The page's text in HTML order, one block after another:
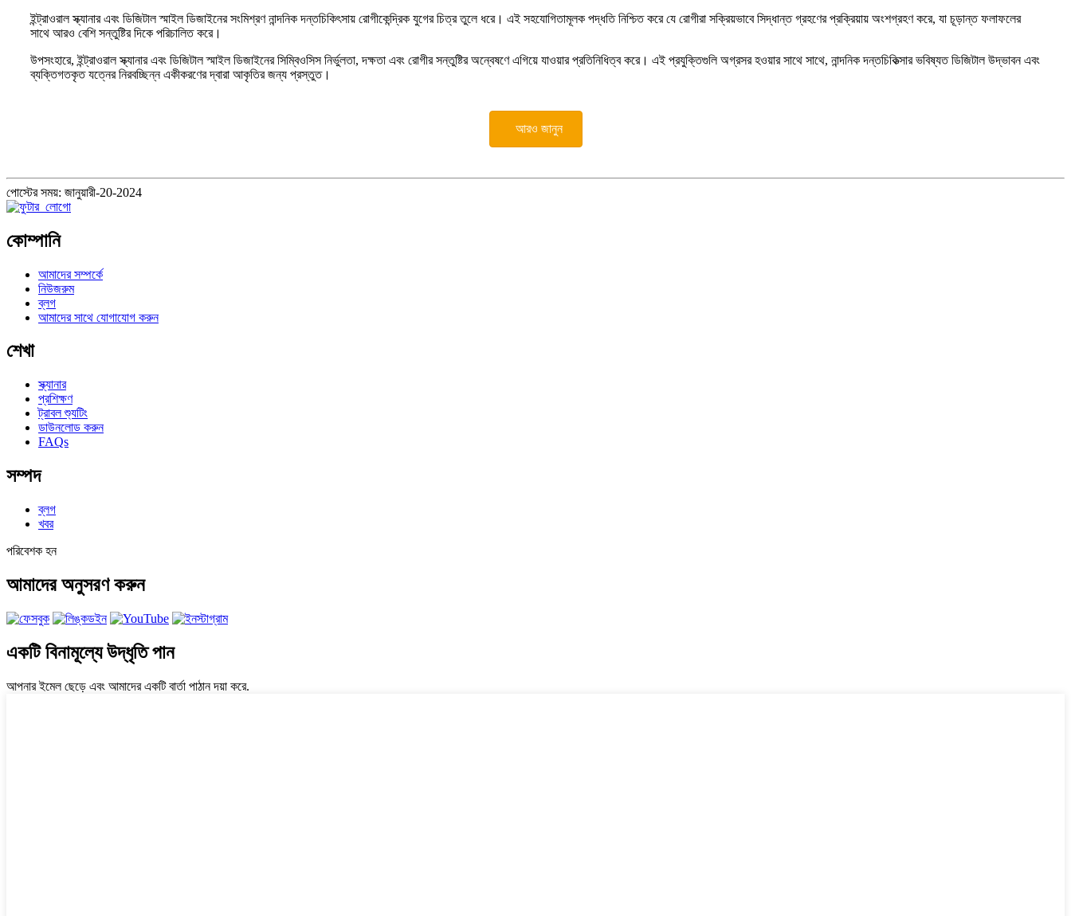
ইন্ট্রাওরাল স্ক্যানার এবং ডিজিটাল স্মাইল ডিজাইনের সংমিশ্রণ নান্দনিক দন্তচিকিৎসায় রোগীকেন্দ্রিক যুগের চিত্র তুলে ধরে। এই সহযোগিতামূলক পদ্ধতি নিশ্চিত করে যে রোগীরা সক্রিয়ভাবে সিদ্ধান্ত গ্রহণের প্রক্রিয়ায় অংশগ্রহণ করে, যা চূড়ান্ত ফলাফলের
সাথে আরও বেশি সন্তুষ্টির দিকে পরিচালিত করে।
উপসংহারে, ইন্ট্রাওরাল স্ক্যানার এবং ডিজিটাল স্মাইল ডিজাইনের সিম্বিওসিস নির্ভুলতা, দক্ষতা এবং রোগীর সন্তুষ্টির অন্বেষণে এগিয়ে যাওয়ার প্রতিনিধিত্ব করে। এই প্রযুক্তিগুলি অগ্রসর হওয়ার সাথে সাথে, নান্দনিক দন্তচিকিত্সার ভবিষ্যত ডিজিটাল উদ্ভাবন এবং
ব্যক্তিগতকৃত যত্নের নিরবচ্ছিন্ন একীকরণের দ্বারা আকৃতির জন্য প্রস্তুত।
আরও জানুন
পোস্টের সময়: জানুয়ারী-20-2024
কোম্পানি
আমাদের সম্পর্কে
নিউজরুম
ব্লগ
আমাদের সাথে যোগাযোগ করুন
শেখা
স্ক্যানার
প্রশিক্ষণ
ট্রাবল শ্যুটিং
ডাউনলোড করুন
FAQs
সম্পদ
ব্লগ
খবর
পরিবেশক হন
আমাদের অনুসরণ করুন
একটি বিনামূল্যে উদ্ধৃতি পান
আপনার ইমেল ছেড়ে এবং আমাদের একটি বার্তা পাঠান দয়া করে.